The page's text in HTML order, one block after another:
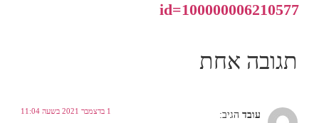
id=100000006210577
תגובה אחת
עובד הגיב: 1 בדצמבר 2021 בשעה 11:04